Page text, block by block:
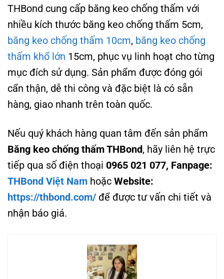
THBond cung cấp băng keo chống thấm với
nhiều kích thước băng keo chống thấm 5cm,
băng keo chống thấm 10cm, băng keo chống
thấm khổ lớn 15cm, phục vụ linh hoạt cho từng
mục đích sử dụng. Sản phẩm được đóng gói
cẩn thận, dễ thi công và đặc biệt là có sẵn
hàng, giao nhanh trên toàn quốc.
Nếu quý khách hàng quan tâm đến sản phẩm
Băng keo chống thấm THBond, hãy liên hệ trực
tiếp qua số điện thoại 0965 021 077, Fanpage:
THBond Việt Nam hoặc Website:
https://thbond.com/ để được tư vấn chi tiết và
nhận báo giá.